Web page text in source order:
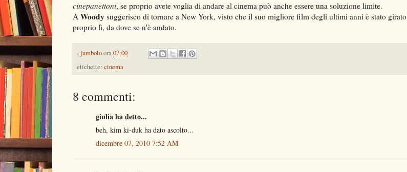
cinepanettoni, se proprio avete voglia di andare al cinema può anche essere una soluzione limite.
A Woody suggerisco di tornare a New York, visto che il suo migliore film degli ultimi anni è stato girato
proprio lì, da dove se n'è andato.
-jumboloora07:00
etichette: cinema
8 commenti:
giulia ha detto...
beh, kim ki-duk ha dato ascolto...
dicembre 07, 2010 7:52 AM